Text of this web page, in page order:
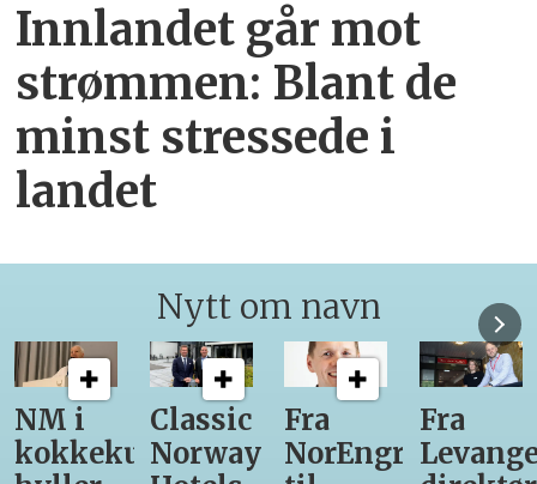
Innlandet går mot
strømmen: Blant de
minst stressede i
landet
Nytt om navn
Classic
Norway
Fra
NorEngros
Fra
Levanger-
12